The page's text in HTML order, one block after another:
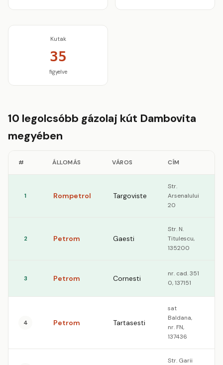
Kutak
35
figyelve
10 legolcsóbb gázolaj kút Dambovita
megyében
# ÁLLOMÁS VÁROS CÍM
1 Rompetrol Targoviste
Str.
Arsenalului
20
2 Petrom Gaesti
Str. N.
Titulescu,
135200
3 Petrom Cornesti
nr. cad. 351
0, 137151
4 Petrom Tartasesti
sat
Baldana,
nr. FN,
137436
Str. Garii